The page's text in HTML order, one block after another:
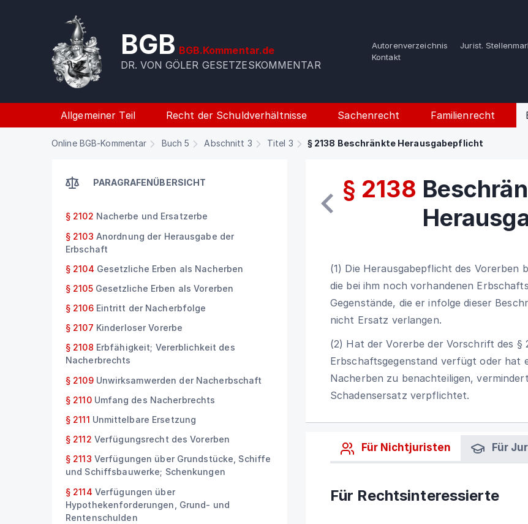
BGB BGB.Kommentar.de
DR. VON GÖLER GESETZESKOMMENTAR
Autorenverzeichnis
Jurist.
Kontakt
Allgemeiner Teil Recht der Schuldverhältnisse Sachenrecht Familienrecht
Online BGB-Kommentar Buch 5 Abschnitt 3 Titel 3 § 2138 Beschränkte Herausgabepflicht
PARAGRAFENÜBERSICHT
§ 2102 Nacherbe und Ersatzerbe
§ 2103 Anordnung der Herausgabe der
Erbschaft
§ 2104 Gesetzliche Erben als Nacherben
§ 2105 Gesetzliche Erben als Vorerben
§ 2106 Eintritt der Nacherbfolge
§ 2107 Kinderloser Vorerbe
§ 2108 Erbfähigkeit; Vererblichkeit des
Nacherbrechts
§ 2109 Unwirksamwerden der Nacherbschaft
§ 2110 Umfang des Nacherbrechts
§ 2111 Unmittelbare Ersetzung
§ 2112 Verfügungsrecht des Vorerben
§ 2113 Verfügungen über Grundstücke, Schiffe
und Schiffsbauwerke; Schenkungen
§ 2114 Verfügungen über
Hypothekenforderungen, Grund- und
Rentenschulden
§ 2138
(1) Die Herausgabepflicht des Vorerben
die bei ihm noch vorhandenen
Gegenstände, die er infolge dieser
nicht Ersatz verlangen.
(2) Hat der Vorerbe der Vorschrift des §
Erbschaftsgegenstand verfügt oder hat
Nacherben zu benachteiligen,
Schadensersatz verpflichtet.
Für Nichtjuristen Für
Für Rechtsinteressierte